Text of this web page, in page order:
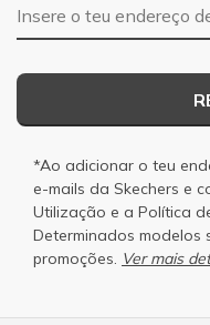
Endereço de e-mail
*Ao adicionar o teu
e-mails da Skechers e
Utilização e a Política
Determinados modelos
promoções. Ver mais